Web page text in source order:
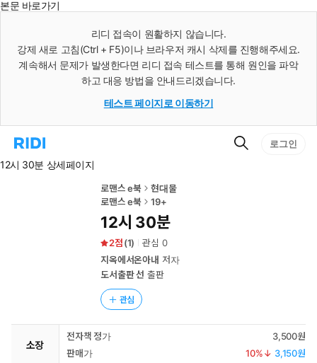
본문 바로가기
리디 접속이 원활하지 않습니다.
강제 새로 고침(Ctrl + F5)이나 브라우저 캐시 삭제를 진행해주세요.
계속해서 문제가 발생한다면 리디 접속 테스트를 통해 원인을 파악
하고 대응 방법을 안내드리겠습니다.
테스트 페이지로 이동하기
리
홈
검
로그인
12시 30분 상세페이지
로맨스 e북
현대물
로맨스 e북
19+
12시 30분
2 (1) 관심 0
지옥에서온아내 저자
도서출판 선 출판
관심
소장
전자책 정가
3,500원
판매가
10%↓ 3,150원